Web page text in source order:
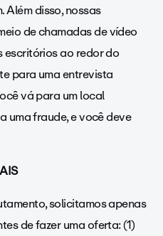
Além disso, nossas
de chamadas de vídeo
escritórios ao redor do
para uma entrevista
vá para um local
uma fraude, e você deve
solicitamos apenas
de fazer uma oferta: (1)